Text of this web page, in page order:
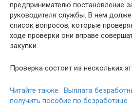
предпринимателю постановление
руководителя службы. В нем
список вопросов, которые
ходе проверки они вправе
закупки.
Проверка состоит из нескольких
Читайте также: Выплата
получить пособие по безработице